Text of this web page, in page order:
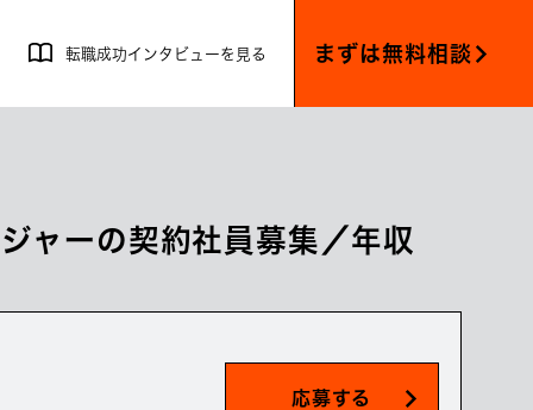
転職成功インタビューを見る まずは無料相談
ャーの契約社員募集／年収
応募する